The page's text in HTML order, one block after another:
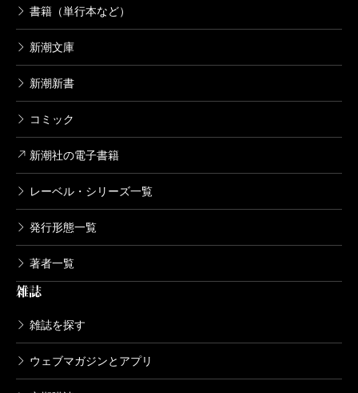
書籍（単行本など）
新潮文庫
新潮新書
コミック
新潮社の電子書籍
レーベル・シリーズ一覧
発行形態一覧
著者一覧
雑誌
雑誌を探す
ウェブマガジンとアプリ